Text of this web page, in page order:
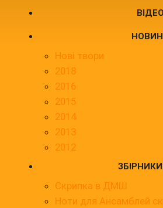
ВІДЕО
Нові твори
2018
2016
2015
2014
2013
2012
Скрипка в ДМШ
Ноти для Ансамблей